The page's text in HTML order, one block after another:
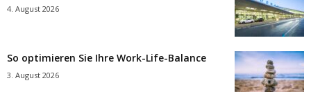
4. August 2026
So optimieren Sie Ihre Work-Life-Balance
3. August 2026